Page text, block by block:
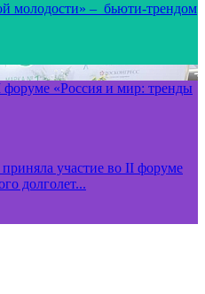
молодости» – бьюти-трендом
форуме «Россия и мир: тренды
участие во II форуме
долголет...